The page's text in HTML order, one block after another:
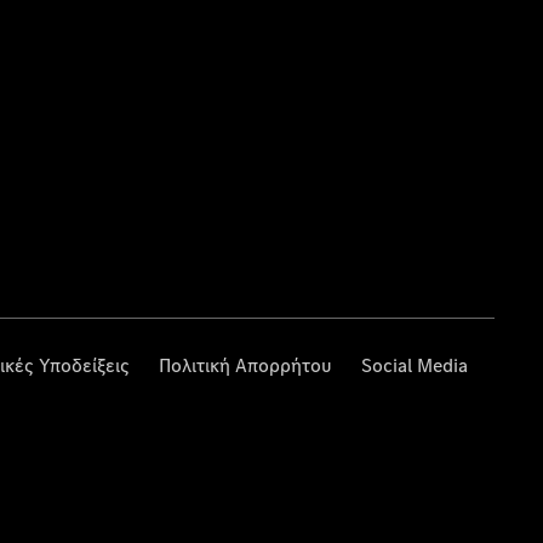
Υποδείξεις Πολιτική Απορρήτου Social Media